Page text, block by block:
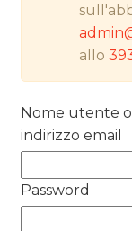
PREVISIONI/
NORMATIVE
TREND
allo
Nome utente o
indirizzo email
Password